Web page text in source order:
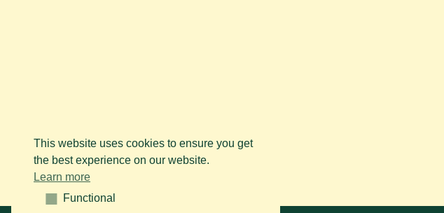
This website uses cookies to ensure you get
the best experience on our website.
Learn more
Functional
Functional